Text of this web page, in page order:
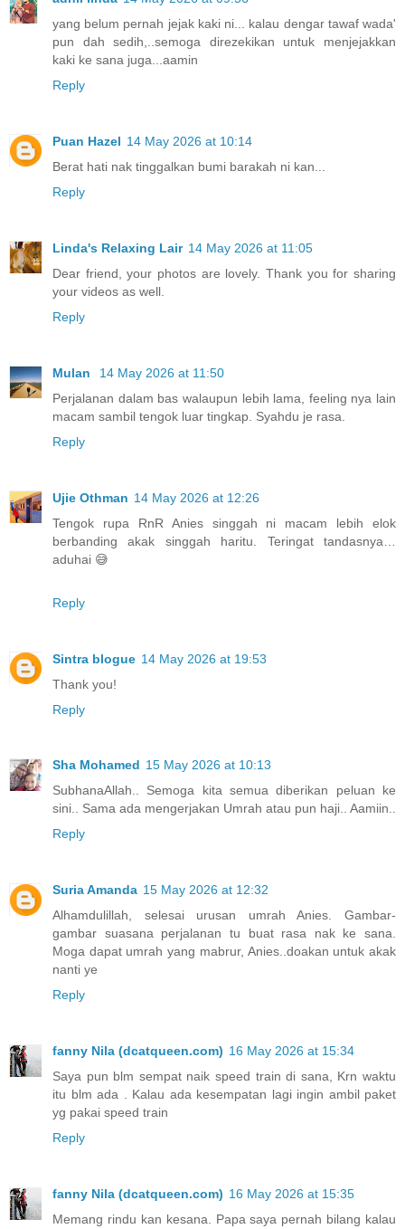
yang belum pernah jejak kaki ni... kalau dengar tawaf wada'
pun dah sedih,..semoga direzekikan untuk menjejakkan
kaki ke sana juga...aamin
Reply
Puan Hazel 14 May 2026 at 10:14
Berat hati nak tinggalkan bumi barakah ni kan...
Reply
Linda's Relaxing Lair 14 May 2026 at 11:05
Dear friend, your photos are lovely. Thank you for sharing
your videos as well.
Reply
Mulan
14 May 2026 at 11:50
Perjalanan dalam bas walaupun lebih lama, feeling nya lain
macam sambil tengok luar tingkap. Syahdu je rasa.
Reply
Ujie Othman 14 May 2026 at 12:26
Tengok rupa RnR Anies singgah ni macam lebih elok
berbanding akak singgah haritu. Teringat tandasnya…
aduhai 😅
Reply
Sintra blogue 14 May 2026 at 19:53
Thank you!
Reply
Sha Mohamed 15 May 2026 at 10:13
SubhanaAllah.. Semoga kita semua diberikan peluan ke
sini.. Sama ada mengerjakan Umrah atau pun haji.. Aamiin..
Reply
Suria Amanda 15 May 2026 at 12:32
Alhamdulillah, selesai urusan umrah Anies. Gambar-
gambar suasana perjalanan tu buat rasa nak ke sana.
Moga dapat umrah yang mabrur, Anies..doakan untuk akak
nanti ye
Reply
fanny Nila (dcatqueen.com) 16 May 2026 at 15:34
Saya pun blm sempat naik speed train di sana, Krn waktu
itu blm ada . Kalau ada kesempatan lagi ingin ambil paket
yg pakai speed train
Reply
fanny Nila (dcatqueen.com) 16 May 2026 at 15:35
Memang rindu kan kesana. Papa saya pernah bilang kalau